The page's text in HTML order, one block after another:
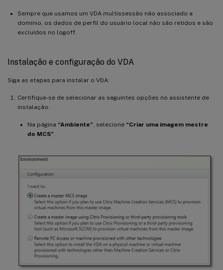
Sempre que usamos um VDA multissessão não associado a
domínio, os dados de perfil do usuário local não são retidos e são
excluídos no logoff.
Instalação e configuração do VDA
Siga as etapas para instalar o VDA:
Certifique-se de selecionar as seguintes opções no assistente de
instalação:
Na página “Ambiente” , selecione “Criar uma imagem mestre
do MCS”